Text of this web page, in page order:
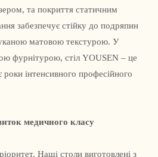
та покриття статичним
забезпечує стійку до подряпин
матовою текстурою. У
фурнітурою, стіл YOUSEN – це
роки інтенсивного професійного
медичного класу
Наші столи виготовлені з